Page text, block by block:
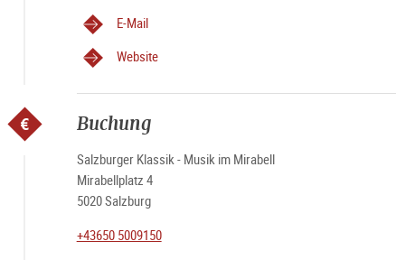
E-Mail
Website
Buchung
Salzburger Klassik - Musik im Mirabell
Mirabellplatz 4
5020 Salzburg
+43650 5009150